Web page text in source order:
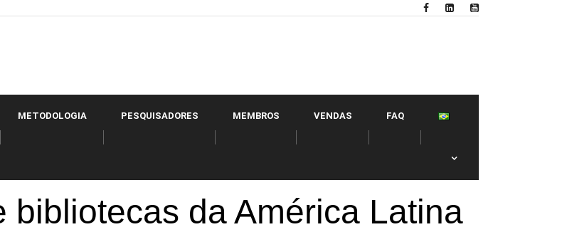
METODOLOGIA PESQUISADORES MEMBROS VENDAS FAQ
bibliotecas da América Latina